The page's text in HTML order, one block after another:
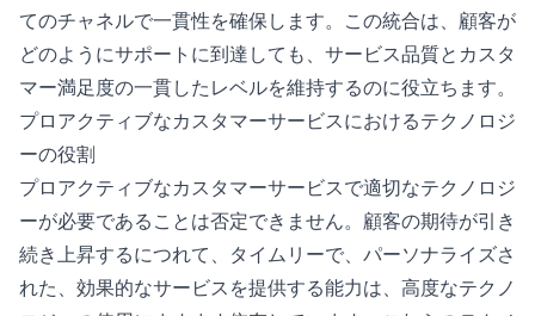
てのチャネルで一貫性を確保します。この統合は、顧客が
どのようにサポートに到達しても、サービス品質とカスタ
マー満足度の一貫したレベルを維持するのに役立ちます。
プロアクティブなカスタマーサービスにおけるテクノロジ
ーの役割
プロアクティブなカスタマーサービスで適切なテクノロジ
ーが必要であることは否定できません。顧客の期待が引き
続き上昇するにつれて、タイムリーで、パーソナライズさ
れた、効果的なサービスを提供する能力は、高度なテクノ